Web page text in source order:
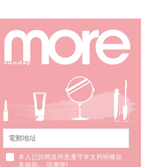
本人已詳閱並同意遵守本文列明條款
及細則。 請瀏覽(